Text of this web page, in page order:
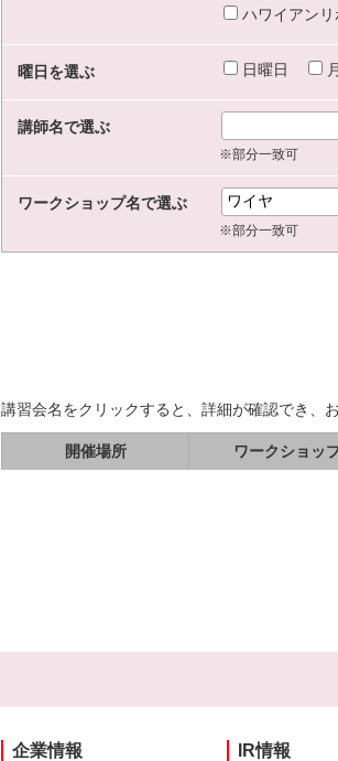
ハワイアンリ
曜日を選ぶ 日曜日
講師名で選ぶ
※部分一致可
ワークショップ名で選ぶ
※部分一致可
講習会名をクリックすると、詳細が確認でき、
開催場所 ワークショッ
企業情報 IR情報